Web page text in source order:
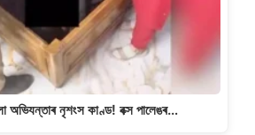
অভিযন্তাৰ নৃশংস কাণ্ড! বক্স পালেঙৰ…